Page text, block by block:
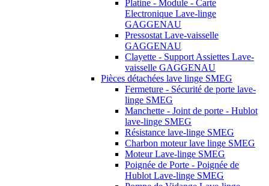
Platine - Module - Carte
Electronique Lave-linge
GAGGENAU
Pressostat Lave-vaisselle
GAGGENAU
Clayette - Support Assiettes Lave-
vaisselle GAGGENAU
Pièces détachées lave linge SMEG
Fermeture - Sécurité de porte lave-
linge SMEG
Manchette - Joint de porte - Hublot
lave-linge SMEG
Résistance lave-linge SMEG
Charbon moteur lave linge SMEG
Moteur Lave-linge SMEG
Poignée de Porte - Poignée de
Hublot Lave-linge SMEG